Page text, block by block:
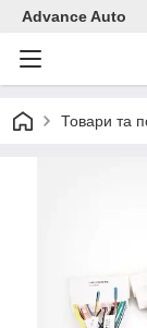
Advance Auto
Товари та